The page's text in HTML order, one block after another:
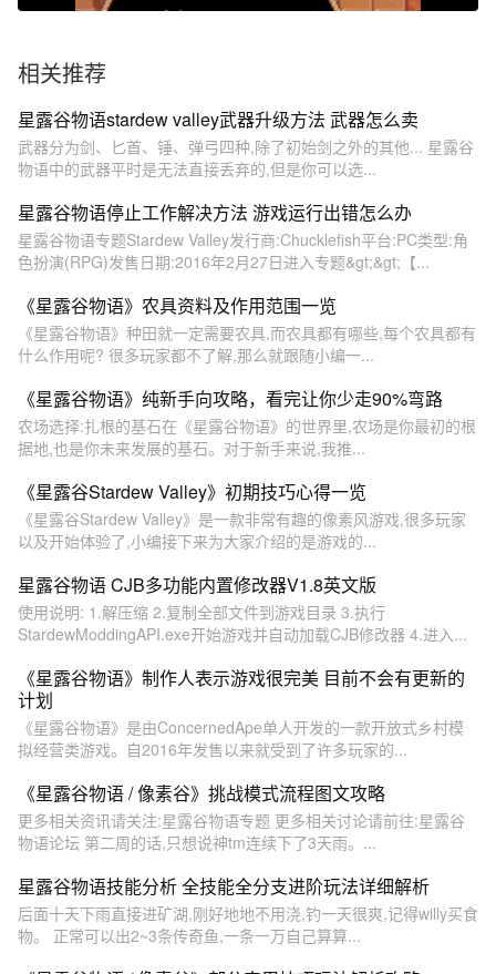
相关推荐
星露谷物语stardew valley武器升级方法 武器怎么卖
武器分为剑、匕首、锤、弹弓四种,除了初始剑之外的其他... 星露谷
物语中的武器平时是无法直接丢弃的,但是你可以选...
星露谷物语停止工作解决方法 游戏运行出错怎么办
星露谷物语专题Stardew Valley发行商:Chucklefish平台:PC类型:角
色扮演(RPG)发售日期:2016年2月27日进入专题&gt;&gt;【...
《星露谷物语》农具资料及作用范围一览
《星露谷物语》种田就一定需要农具,而农具都有哪些,每个农具都有
什么作用呢? 很多玩家都不了解,那么就跟随小编一...
《星露谷物语》纯新手向攻略，看完让你少走90%弯路
农场选择:扎根的基石在《星露谷物语》的世界里,农场是你最初的根
据地,也是你未来发展的基石。对于新手来说,我推...
《星露谷Stardew Valley》初期技巧心得一览
《星露谷Stardew Valley》是一款非常有趣的像素风游戏,很多玩家
以及开始体验了,小编接下来为大家介绍的是游戏的...
星露谷物语 CJB多功能内置修改器V1.8英文版
使用说明: 1.解压缩 2.复制全部文件到游戏目录 3.执行
StardewModdingAPI.exe开始游戏并自动加载CJB修改器 4.进入...
《星露谷物语》制作人表示游戏很完美 目前不会有更新的
计划
《星露谷物语》是由ConcernedApe单人开发的一款开放式乡村模
拟经营类游戏。自2016年发售以来就受到了许多玩家的...
《星露谷物语 / 像素谷》挑战模式流程图文攻略
更多相关资讯请关注:星露谷物语专题 更多相关讨论请前往:星露谷
物语论坛 第二周的话,只想说神tm连续下了3天雨。...
星露谷物语技能分析 全技能全分支进阶玩法详细解析
后面十天下雨直接进矿湖,刚好地地不用浇,钓一天很爽,记得willy买食
物。 正常可以出2~3条传奇鱼,一条一万自己算算...